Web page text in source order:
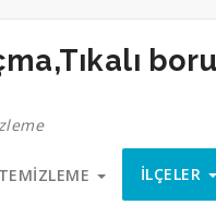
İLÇELER